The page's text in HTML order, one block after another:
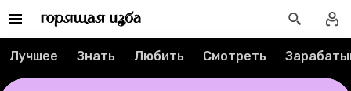
Рубрики
Новости
Лучшее Знать Любить Смотреть